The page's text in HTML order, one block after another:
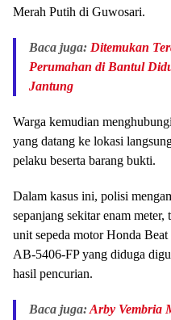
Merah Putih di Guwosari.
Baca juga: Ditemukan
Perumahan di Bantul
Jantung
Warga kemudian
yang datang ke lokasi
pelaku beserta barang bukti.
Dalam kasus ini, polisi
sepanjang sekitar enam
unit sepeda motor Honda
AB-5406-FP yang diduga
hasil pencurian.
Baca juga:Arby Vembria